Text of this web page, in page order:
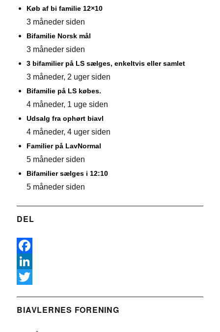
Køb af bi familie 12×10
3 måneder siden
Bifamilie Norsk mål
3 måneder siden
3 bifamilier på LS sælges, enkeltvis eller samlet
3 måneder, 2 uger siden
Bifamilie på LS købes.
4 måneder, 1 uge siden
Udsalg fra ophørt biavl
4 måneder, 4 uger siden
Familier på LavNormal
5 måneder siden
Bifamilier sælges i 12:10
5 måneder siden
DEL
F
a
e
L
n
w
BIAVLERNES FORENING